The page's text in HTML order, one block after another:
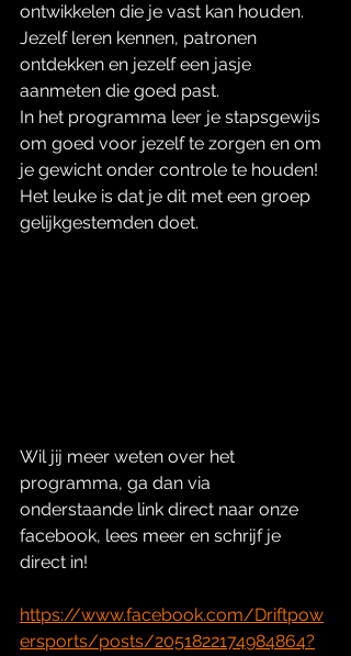
ontwikkelen die je vast kan houden.
Jezelf leren kennen, patronen
ontdekken en jezelf een jasje
aanmeten die goed past.
In het programma leer je stapsgewijs
om goed voor jezelf te zorgen en om
je gewicht onder controle te houden!
Het leuke is dat je dit met een groep
gelijkgestemden doet.
Wil jij meer weten over het
programma, ga dan via
onderstaande link direct naar onze
facebook, lees meer en schrijf je
direct in!
https://www.facebook.com/Driftpow
ersports/posts/2051822174984864?